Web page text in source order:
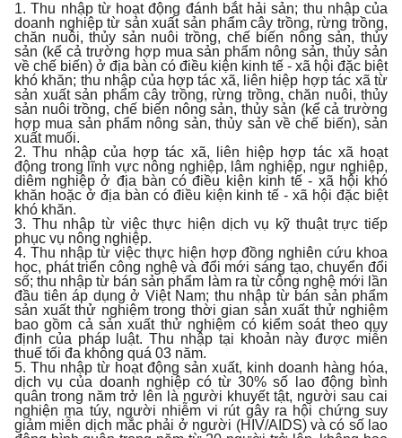
1. Thu nhập từ hoạt động đánh bắt hải sản; thu nhập của
doanh nghiệp từ sản xuất sản phẩm cây trồng, rừng trồng,
chăn nuôi, thủy sản nuôi trồng, chế biến nông sản, thủy
sản (kể cả trường hợp mua sản phẩm nông sản, thủy sản
về chế biến) ở địa bàn có điều kiện kinh tế - xã hội đặc biệt
khó khăn; thu nhập của hợp tác xã, liên hiệp hợp tác xã từ
sản xuất sản phẩm cây trồng, rừng trồng, chăn nuôi, thủy
sản nuôi trồng, chế biến nông sản, thủy sản (kể cả trường
hợp mua sản phẩm nông sản, thủy sản về chế biến), sản
xuất muối.
2. Thu nhập của hợp tác xã, liên hiệp hợp tác xã hoạt
động trong lĩnh vực nông nghiệp, lâm nghiệp, ngư nghiệp,
diêm nghiệp ở địa bàn có điều kiện kinh tế - xã hội khó
khăn hoặc ở địa bàn có điều kiện kinh tế - xã hội đặc biệt
khó khăn.
3. Thu nhập từ việc thực hiện dịch vụ kỹ thuật trực tiếp
phục vụ nông nghiệp.
4. Thu nhập từ việc thực hiện hợp đồng nghiên cứu khoa
học, phát triển công nghệ và đổi mới sáng tạo, chuyển đổi
số; thu nhập từ bán sản phẩm làm ra từ công nghệ mới lần
đầu tiên áp dụng ở Việt Nam; thu nhập từ bán sản phẩm
sản xuất thử nghiệm trong thời gian sản xuất thử nghiệm
bao gồm cả sản xuất thử nghiệm có kiểm soát theo quy
định của pháp luật. Thu nhập tại khoản này được miễn
thuế tối đa không quá 03 năm.
5. Thu nhập từ hoạt động sản xuất, kinh doanh hàng hóa,
dịch vụ của doanh nghiệp có từ 30% số lao động bình
quân trong năm trở lên là người khuyết tật, người sau cai
nghiện ma túy, người nhiễm vi rút gây ra hội chứng suy
giảm miễn dịch mắc phải ở người (HIV/AIDS) và có số lao